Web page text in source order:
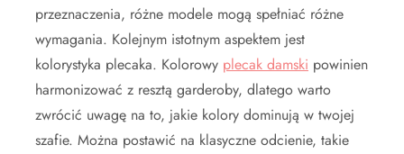
przeznaczenia, różne modele mogą spełniać różne
wymagania. Kolejnym istotnym aspektem jest
kolorystyka plecaka. Kolorowy plecak damski powinien
harmonizować z resztą garderoby, dlatego warto
zwrócić uwagę na to, jakie kolory dominują w twojej
szafie. Można postawić na klasyczne odcienie, takie